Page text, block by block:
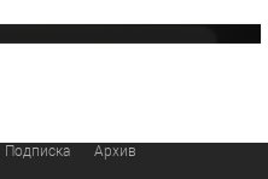
Подписка
Архив